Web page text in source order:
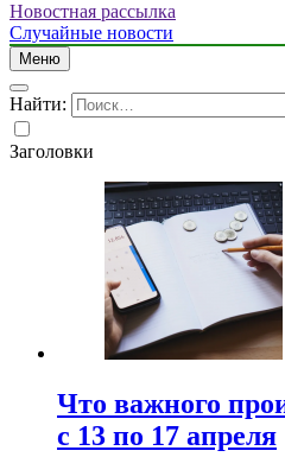
Новостная рассылка
Случайные новости
Меню
Найти:
Заголовки
Что важного
с 13 по 17 апреля